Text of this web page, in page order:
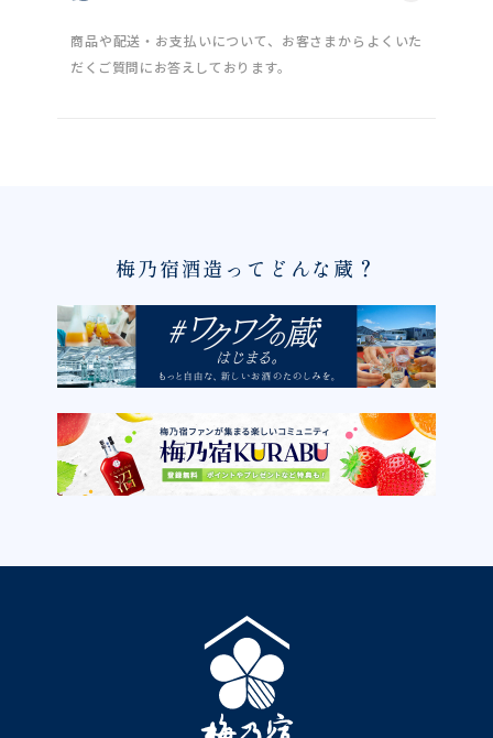
商品や配送・お支払いについて、お客さまからよくいた
だくご質問にお答えしております。
梅乃宿酒造ってどんな蔵？